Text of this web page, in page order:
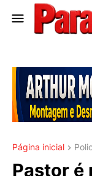
Página inicial
Pastor é